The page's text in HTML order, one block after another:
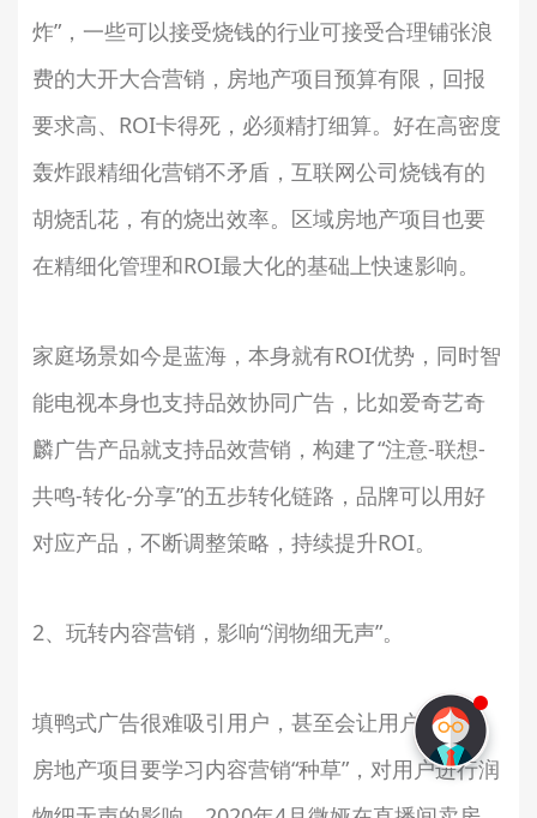
炸”，一些可以接受烧钱的行业可接受合理铺张浪
费的大开大合营销，房地产项目预算有限，回报
要求高、ROI卡得死，必须精打细算。好在高密度
轰炸跟精细化营销不矛盾，互联网公司烧钱有的
胡烧乱花，有的烧出效率。区域房地产项目也要
在精细化管理和ROI最大化的基础上快速影响。
家庭场景如今是蓝海，本身就有ROI优势，同时智
能电视本身也支持品效协同广告，比如爱奇艺奇
麟广告产品就支持品效营销，构建了“注意-联想-
共鸣-转化-分享”的五步转化链路，品牌可以用好
对应产品，不断调整策略，持续提升ROI。
2、玩转内容营销，影响“润物细无声”。
填鸭式广告很难吸引用户，甚至会让用户反感，
房地产项目要学习内容营销“种草”，对用户进行润